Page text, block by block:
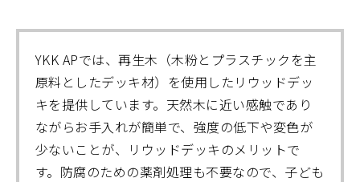
YKK APでは、再生木（木粉とプラスチックを主
原料としたデッキ材）を使用したリウッドデッ
キを提供しています。天然木に近い感触であり
ながらお手入れが簡単で、強度の低下や変色が
少ないことが、リウッドデッキのメリットで
す。防腐のための薬剤処理も不要なので、子ども